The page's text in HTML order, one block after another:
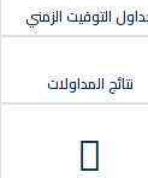
التوقيت الزمني
نتائج المداولات